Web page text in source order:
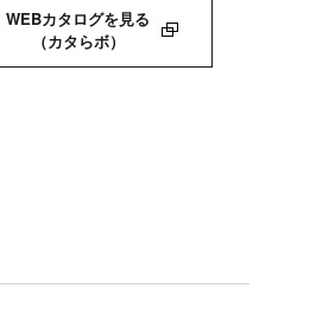
WEBカタログを見る
（カタらボ）